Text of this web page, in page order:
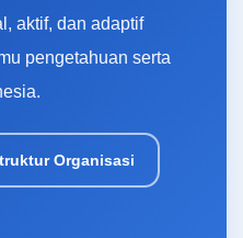
aktif, dan adaptif
pengetahuan serta
Organisasi